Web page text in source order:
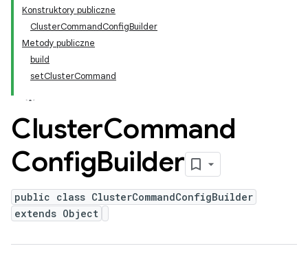
Konstruktory publiczne
ClusterCommandConfigBuilder
Metody publiczne
build
setClusterCommand
ClusterCommand
ConfigBuilder
public class ClusterCommandConfigBuilder
extends Object